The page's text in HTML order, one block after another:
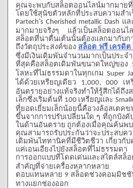
คุณจะพบกับสล็อตออนไลน์มากมาย
โดยใช้สุนัขตัวหลักที่ประสบความสำเ
Partech’s Cherished metallic Dash แล
มากมายจริงๆ แล้วเป็นสล็อตออน
สล็อตที่น่าตื่นเต้นนั้นต้องแลกมากับก
ถึงวัตถุประสงค์ของ สล็อต ฟรี เครดิต
ซึ่งมีเงินเดิมพันจำนวนมากเป็นประจำ
ที่สุดคือสล็อตเดิมพันขนาดใหญ่ของ
โลหะที่ไม่ธรรมดาในทุกเกม Super
ได้ด้วยเหรียญเดียว 1,000, 000 เ
อันตรายอย่างแท้จริงทำให้รู้สึกได้ถึง
เล็กซึ่งเริ่มต้นที่ 100 เหรียญและ
ที่ยอดเยี่ยมเล็กน้อยนี้คือวงล้อสเตค
ขึ้นจากการปรับเปลี่ยนใด ๆ ที่ถูกบังคั
ในด้านอันตราย ถูกต้องเมื่อคุณค้นพ
คุณสามารถรับประกันว่าจะประสบคว
เดิมพันไททานิคที่มีชีวิตชีวา เกี่ยวกั
แค่เอนเอียงไปยังสล็อตที่ไม่ธรรมดา
การออกแบบที่โดดเด่นและสไตล์สล็อ
สำคัญที่จ่ายเครื่องหลากหลาย
ตอบแทนหลาย 9 สล็อตช่วงคอมมิช
ทางแยกช่องออก